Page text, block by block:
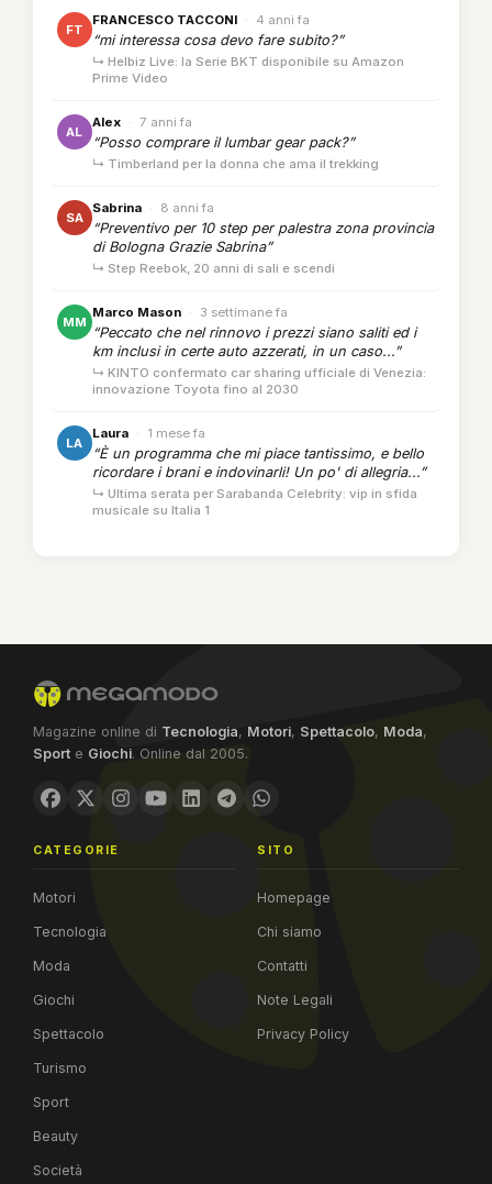
FT
FRANCESCO TACCONI · 4 anni fa
“mi interessa cosa devo fare subito?”
↳ Helbiz Live: la Serie BKT disponibile su Amazon
Prime Video
AL
Alex · 7 anni fa
“Posso comprare il lumbar gear pack?”
↳ Timberland per la donna che ama il trekking
SA
Sabrina · 8 anni fa
“Preventivo per 10 step per palestra zona provincia
di Bologna Grazie Sabrina”
↳ Step Reebok, 20 anni di sali e scendi
MM
Marco Mason · 3 settimane fa
“Peccato che nel rinnovo i prezzi siano saliti ed i
km inclusi in certe auto azzerati, in un caso...”
↳ KINTO confermato car sharing ufficiale di Venezia:
innovazione Toyota fino al 2030
LA
Laura · 1 mese fa
“È un programma che mi piace tantissimo, e bello
ricordare i brani e indovinarli! Un po' di allegria...”
↳ Ultima serata per Sarabanda Celebrity: vip in sfida
musicale su Italia 1
Magazine online di Tecnologia, Motori, Spettacolo, Moda,
Sport e Giochi. Online dal 2005.
CATEGORIE
Motori
Tecnologia
Moda
Giochi
Spettacolo
Turismo
Sport
Beauty
Società
SITO
Homepage
Chi siamo
Contatti
Note Legali
Privacy Policy